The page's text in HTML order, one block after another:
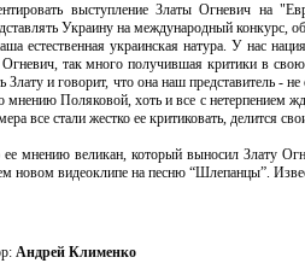
выступление Златы Огневич на
Украину на международный конкурс,
естественная украинская натура. У нас
Огневич, так много получившая критики в
Злату и говорит, что она наш представитель -
Поляковой, хоть и все с нетерпением
все стали жестко ее критиковать, делится
мнению великан, который выносил Злату
новом видеоклипе на песню “Шлепанцы”.
Андрей Клименко